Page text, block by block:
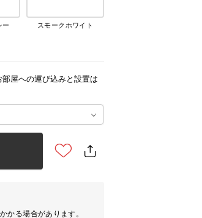
ー スモークホワイト
屋への運び込みと設置は
かる場合があります。